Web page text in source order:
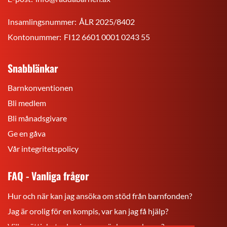
Insamlingsnummer: ÅLR 2025/8402
Kontonummer: FI12 6601 0001 0243 55
Snabblänkar
Barnkonventionen
Bli medlem
Bli månadsgivare
Ge en gåva
Vår integritetspolicy
FAQ - Vanliga frågor
Hur och när kan jag ansöka om stöd från barnfonden?
Jag är orolig för en kompis, var kan jag få hjälp?